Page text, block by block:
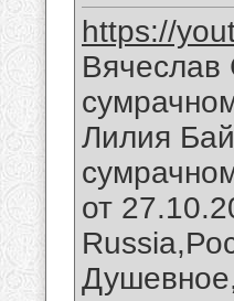
https://
Вячеслав
Лилия
от